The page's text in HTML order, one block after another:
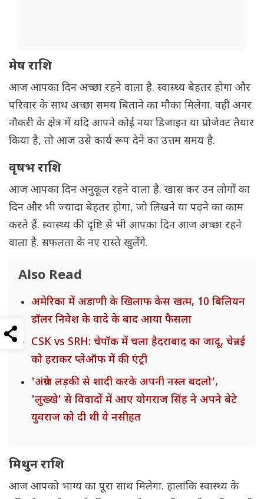
मेष राशि
आज आपका दिन अच्छा रहने वाला है. स्वास्थ्य बेहतर होगा और
परिवार के साथ अच्छा समय बिताने का मौका मिलेगा. वहीं अगर
नौकरी के क्षेत्र में यदि आपने कोई नया डिजाइन या प्रोजेक्ट तैयार
किया है, तो आज उसे कार्य रूप देने का उत्तम समय है.
वृषभ राशि
आज आपका दिन अनुकूल रहने वाला है. खास कर उन लोगों का
दिन और भी ज्यादा बेहतर होगा, जो लिखने या पढ़ने का काम
करते हैं. स्वास्थ्य की दृष्टि से भी आपका दिन आज अच्छा रहने
वाला है. सफलता के नए रास्ते खुलेंगे.
Also Read
अमेरिका में अडाणी के खिलाफ केस खत्म, 10 बिलियन
डॉलर निवेश के वादे के बाद आया फैसला
CSK vs SRH: चेपॉक में चला हैदराबाद का जादू, चेन्नई
को हराकर प्लेऑफ में की एंट्री
'अंग्रेज लड़की से शादी करके अपनी नस्ल बदलो',
'लुख्खे' से विवादों में आए योगराज सिंह ने अपने बेटे
युवराज को दी थी ये नसीहत
मिथुन राशि
आज आपको भाग्य का पूरा साथ मिलेगा. हालांकि स्वास्थ्य के